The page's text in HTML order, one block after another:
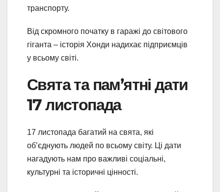
транспорту.
Від скромного початку в гаражі до світового
гіганта – історія Хонди надихає підприємців
у всьому світі.
Свята та пам’ятні дати
17 листопада
17 листопада багатий на свята, які
об’єднують людей по всьому світу. Ці дати
нагадують нам про важливі соціальні,
культурні та історичні цінності.